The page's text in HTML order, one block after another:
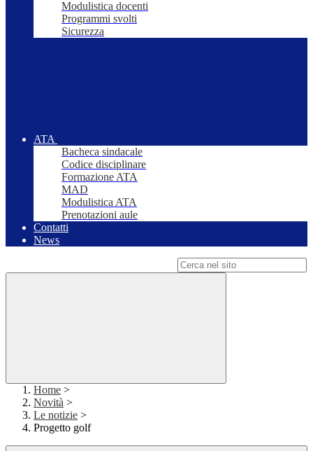
Modulistica docenti
Programmi svolti
Sicurezza
ATA
Bacheca sindacale
Codice disciplinare
Formazione ATA
MAD
Modulistica ATA
Prenotazioni aule
Contatti
News
Home >
Novità >
Le notizie >
Progetto golf